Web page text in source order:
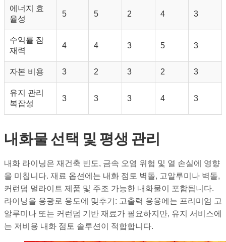
에너지 효
율성
5 5 2 4 3
수익률 잠
재력
4 4 3 5 3
자본 비용 3 2 3 2 3
유지 관리
복잡성
3 3 3 4 3
내화물 선택 및 평생 관리
내화 라이닝은 재건축 빈도, 금속 오염 위험 및 열 손실에 영향
을 미칩니다. 재료 옵션에는 내화 점토 벽돌, 고알루미나 벽돌,
커런덤 멀라이트 제품 및 주조 가능한 내화물이 포함됩니다.
라이닝을 용광로 용도에 맞추기: 고출력 용융에는 프리미엄 고
알루미나 또는 커런덤 기반 재료가 필요하지만, 유지 서비스에
는 저비용 내화 점토 솔루션이 적합합니다.